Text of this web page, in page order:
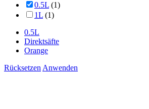
0.5L (1)
1L (1)
0.5L
Direktsäfte
Orange
Rücksetzen Anwenden